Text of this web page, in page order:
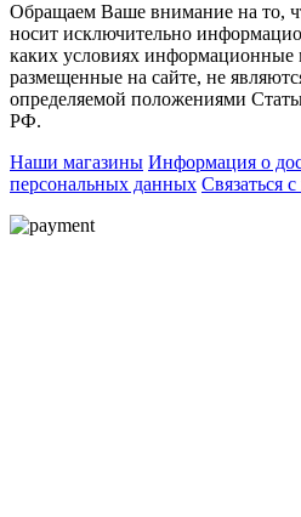
Обращаем Ваше внимание на то,
носит исключительно
каких условиях информационные
размещенные на сайте, не
определяемой положениями
РФ.
Наши магазины Информация о
персональных данных Связаться